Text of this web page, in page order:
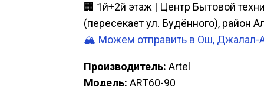
🏢 1й+2й этаж | Центр Бытовой
(пересекает ул. Будённого), район
🏔️ Можем отправить в Ош, Джалал-
Производитель: Artel
Модель: ART60-90